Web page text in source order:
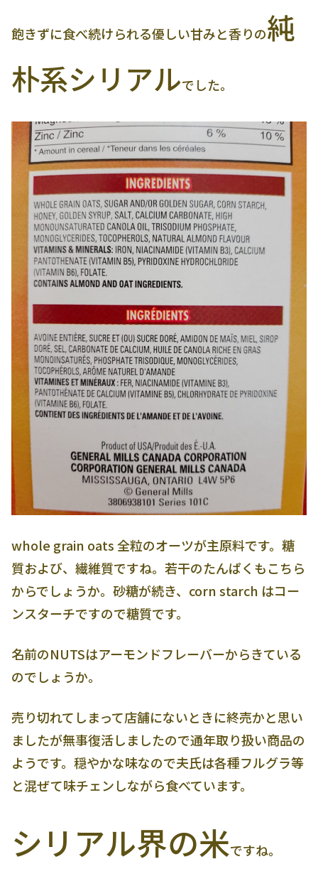
飽きずに食べ続けられる優しい甘みと香りの純
朴系シリアルでした。
whole grain oats 全粒のオーツが主原料です。糖
質および、繊維質ですね。若干のたんぱくもこちら
からでしょうか。砂糖が続き、corn starch はコー
ンスターチですので糖質です。
名前のNUTSはアーモンドフレーバーからきている
のでしょうか。
売り切れてしまって店舗にないときに終売かと思い
ましたが無事復活しましたので通年取り扱い商品の
ようです。穏やかな味なので夫氏は各種フルグラ等
と混ぜて味チェンしながら食べています。
シリアル界の米ですね。